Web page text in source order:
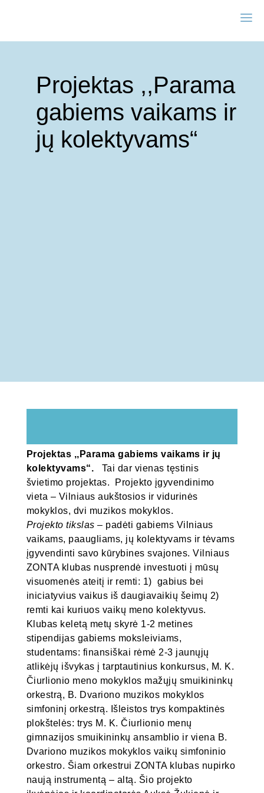
Projektas ,,Parama
gabiems vaikams ir
jų kolektyvams“
Projektas ,,Parama gabiems vaikams ir jų
kolektyvams“.
Tai dar vienas tęstinis
švietimo projektas. Projekto įgyvendinimo
vieta – Vilniaus aukštosios ir vidurinės
mokyklos, dvi muzikos mokyklos.
Projekto tikslas – padėti gabiems Vilniaus
vaikams, paaugliams, jų kolektyvams ir tėvams
įgyvendinti savo kūrybines svajones. Vilniaus
ZONTA klubas nusprendė investuoti į mūsų
visuomenės ateitį ir remti: 1) gabius bei
iniciatyvius vaikus iš daugiavaikių šeimų 2)
remti kai kuriuos vaikų meno kolektyvus.
Klubas keletą metų skyrė 1-2 metines
stipendijas gabiems moksleiviams,
studentams: finansiškai rėmė 2-3 jaunųjų
atlikėjų išvykas į tarptautinius konkursus, M. K.
Čiurlionio meno mokyklos mažųjų smuikininkų
orkestrą, B. Dvariono muzikos mokyklos
simfoninį orkestrą. Išleistos trys kompaktinės
plokštelės: trys M. K. Čiurlionio menų
gimnazijos smuikininkų ansamblio ir viena B.
Dvariono muzikos mokyklos vaikų simfoninio
orkestro. Šiam orkestrui ZONTA klubas nupirko
naują instrumentą – altą. Šio projekto